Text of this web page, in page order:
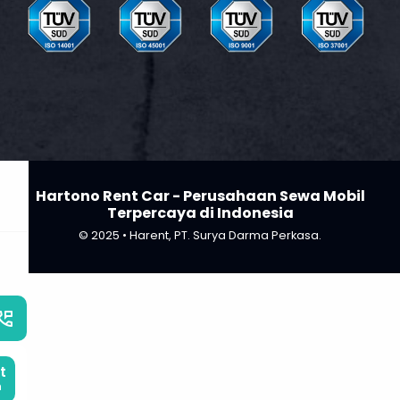
Hartono Rent Car - Perusahaan Sewa Mobil
Terpercaya di Indonesia
© 2025 • Harent, PT. Surya Darma Perkasa.